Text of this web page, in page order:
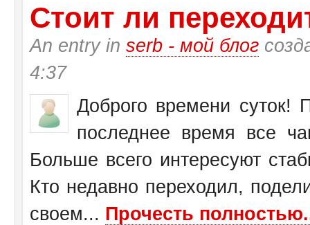
Стоит ли
An entry in serb - мой блог
4:37
Доброго времени суток!
последнее время все
Больше всего интересуют
Кто недавно переходил,
своем... Прочесть